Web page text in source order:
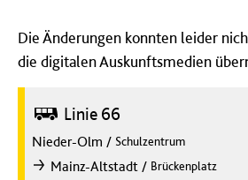
Die Änderungen konnten leider
die digitalen Auskunftsmedien
Bus Linie 66
Nieder-Olm / Schulzentrum
nachMainz-Altstadt / Brückenplatz